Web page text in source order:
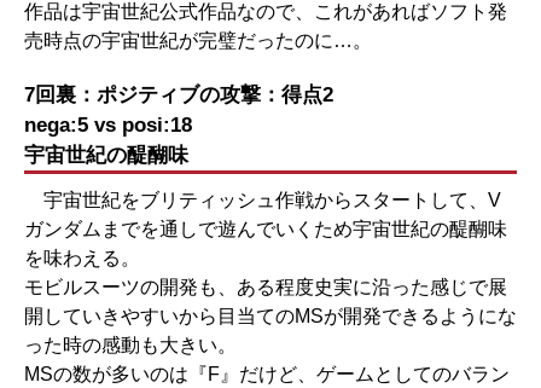
作品は宇宙世紀公式作品なので、これがあればソフト発
売時点の宇宙世紀が完璧だったのに…。
7回裏：ポジティブの攻撃：得点2
nega:5 vs posi:18
宇宙世紀の醍醐味
宇宙世紀をブリティッシュ作戦からスタートして、V
ガンダムまでを通しで遊んでいくため宇宙世紀の醍醐味
を味わえる。
モビルスーツの開発も、ある程度史実に沿った感じで展
開していきやすいから目当てのMSが開発できるようにな
った時の感動も大きい。
MSの数が多いのは『F』だけど、ゲームとしてのバラン